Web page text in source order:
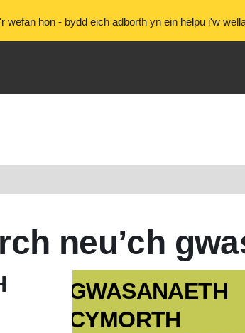
hon - bydd eich adborth yn ein helpu i'w
neu’ch
GWASANAETH
CYMORTH